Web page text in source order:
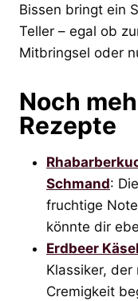
Bissen bringt ein
Teller – egal ob
Mitbringsel oder
Noch
Rezepte
Schmand:
fruchtige
könnte dir
Erdbeer
Klassiker, der
Cremigkeit